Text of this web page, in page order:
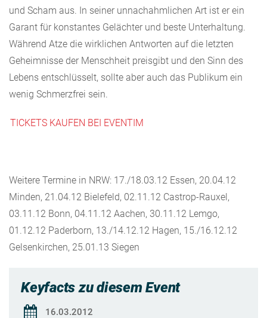
und Scham aus. In seiner unnachahmlichen Art ist er ein
Garant für konstantes Gelächter und beste Unterhaltung.
Während Atze die wirklichen Antworten auf die letzten
Geheimnisse der Menschheit preisgibt und den Sinn des
Lebens entschlüsselt, sollte aber auch das Publikum ein
wenig Schmerzfrei sein.
TICKETS KAUFEN BEI EVENTIM
Weitere Termine in NRW: 17./18.03.12 Essen, 20.04.12
Minden, 21.04.12 Bielefeld, 02.11.12 Castrop-Rauxel,
03.11.12 Bonn, 04.11.12 Aachen, 30.11.12 Lemgo,
01.12.12 Paderborn, 13./14.12.12 Hagen, 15./16.12.12
Gelsenkirchen, 25.01.13 Siegen
Keyfacts zu diesem Event
16.03.2012